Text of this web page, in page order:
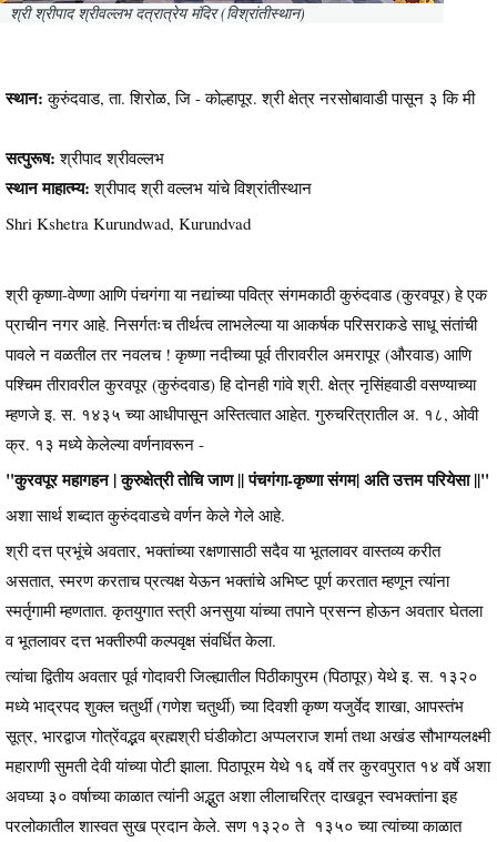
श्री श्रीपाद श्रीवल्लभ दत्रात्रेय मंदिर (विश्रांतीस्थान)
स्थान: कुरुंदवाड, ता. शिरोळ, जि - कोल्हापूर. श्री क्षेत्र नरसोबावाडी पासून ३ कि मी
सत्पुरूष: श्रीपाद श्रीवल्लभ
स्थान माहात्म्य: श्रीपाद श्री वल्लभ यांचे विश्रांतीस्थान
Shri Kshetra Kurundwad, Kurundvad
श्री कृष्णा-वेण्णा आणि पंचगंगा या नद्यांच्या पवित्र संगमकाठी कुरुंदवाड (कुरवपूर) हे एक
प्राचीन नगर आहे. निसर्गतःच तीर्थत्व लाभलेल्या या आकर्षक परिसराकडे साधू संतांची
पावले न वळतील तर नवलच ! कृष्णा नदीच्या पूर्व तीरावरील अमरापूर (औरवाड) आणि
पश्चिम तीरावरील कुरवपूर (कुरुंदवाड) हि दोनही गांवे श्री. क्षेत्र नृसिंहवाडी वसण्याच्या
म्हणजे इ. स. १४३५ च्या आधीपासून अस्तित्वात आहेत. गुरुचरित्रातील अ. १८, ओवी
क्र. १३ मध्ये केलेल्या वर्णनावरून -
"कुरवपूर महागहन | कुरुक्षेत्री तोचि जाण || पंचगंगा-कृष्णा संगम| अति उत्तम परियेसा ||"
अशा सार्थ शब्दात कुरुंदवाडचे वर्णन केले गेले आहे.
श्री दत्त प्रभूंचे अवतार, भक्तांच्या रक्षणासाठी सदैव या भूतलावर वास्तव्य करीत
असतात, स्मरण करताच प्रत्यक्ष येऊन भक्तांचे अभिष्ट पूर्ण करतात म्हणून त्यांना
स्मर्तृगामी म्हणतात. कृतयुगात स्त्री अनसुया यांच्या तपाने प्रसन्न होऊन अवतार घेतला
व भूतलावर दत्त भक्तीरुपी कल्पवृक्ष संवर्धित केला.
त्यांचा द्वितीय अवतार पूर्व गोदावरी जिल्ह्यातील पिठीकापुरम (पिठापूर) येथे इ. स. १३२०
मध्ये भाद्रपद शुक्ल चतुर्थी (गणेश चतुर्थी) च्या दिवशी कृष्ण यजुर्वेद शाखा, आपस्तंभ
सूत्र, भारद्वाज गोत्रेंवद्भव ब्रह्मश्री घंडीकोटा अप्पलराज शर्मा तथा अखंड सौभाग्यलक्ष्मी
महाराणी सुमती देवी यांच्या पोटी झाला. पिठापूरम येथे १६ वर्षे तर कुरवपुरात १४ वर्षे अशा
अवघ्या ३० वर्षाच्या काळात त्यांनी अद्भुत अशा लीलाचरित्र दाखवून स्वभक्तांना इह
परलोकातील शास्वत सुख प्रदान केले. सण १३२० ते १३५० च्या त्यांच्या काळात